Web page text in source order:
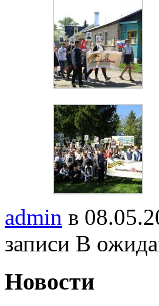
admin в
записи В
Новости